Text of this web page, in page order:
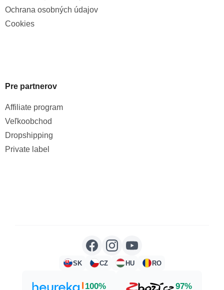
Ochrana osobných údajov
Cookies
Pre partnerov
Affiliate program
Veľkoobchod
Dropshipping
Private label
SK CZ HU RO
100% 97%